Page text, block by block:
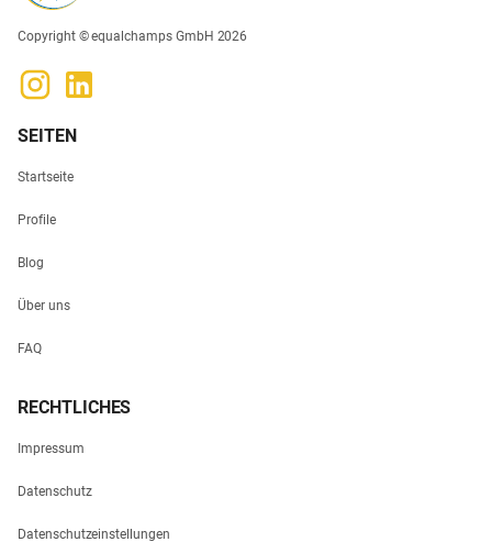
Copyright © equalchamps GmbH 2026
SEITEN
Startseite
Profile
Blog
Über uns
FAQ
RECHTLICHES
Impressum
Datenschutz
Datenschutzeinstellungen